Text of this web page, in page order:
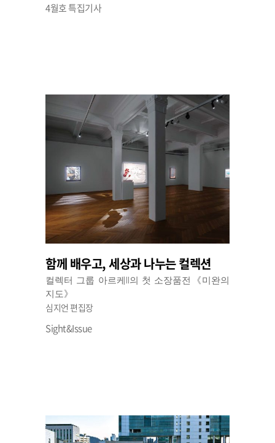
4월호 특집기사
함께 배우고, 세상과 나누는 컬렉션
컬렉터 그룹 아르케II의 첫 소장품전《미완의
지도》
심지언 편집장
Sight&Issue